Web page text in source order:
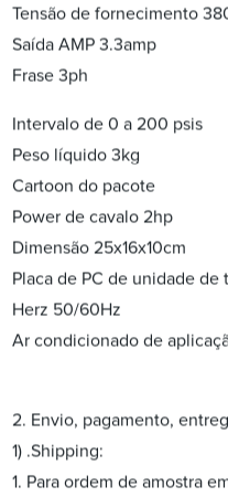
Tensão de fornecimento
Saída AMP 3.3amp
Frase 3ph
Intervalo de 0 a 200 psis
Peso líquido 3kg
Cartoon do pacote
Power de cavalo 2hp
Dimensão 25x16x10cm
Placa de PC de unidade de
Herz 50/60Hz
Ar condicionado de
2. Envio, pagamento,
1) .Shipping:
1. Para ordem de amostra